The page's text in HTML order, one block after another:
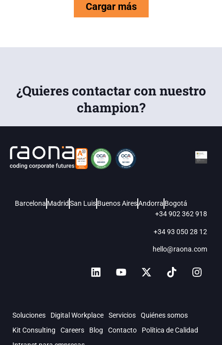
Cargar más
¿Quieres contactar con nuestro
champion?
Barcelona MadridSan LuisBuenos AiresAndorra Bogotá
+34 902 362 918
+34 93 050 28 12
hello@raona.com
Soluciones Digital Workplace Servicios
Quiénes somos
Kit Consulting
Careers Blog Contacto
Política de Calidad